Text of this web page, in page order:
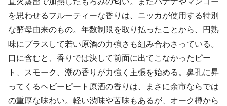
を思わせるフルーティーな香りは、ニッカが使用する特別
な酵母由来のもの。年数制限を取り払ったことから、円熟
味にプラスして若い原酒の力強さも組み合わさっている。
口に含むと、香りでは決して前面に出てこなかったピー
ト、スモーク、潮の香りが力強く主張を始める。鼻孔に昇
ってくるヘビーピート原酒の香りは、まさに余市ならでは
の重厚な味わい。軽い渋味や苦味もあるが、オーク樽から